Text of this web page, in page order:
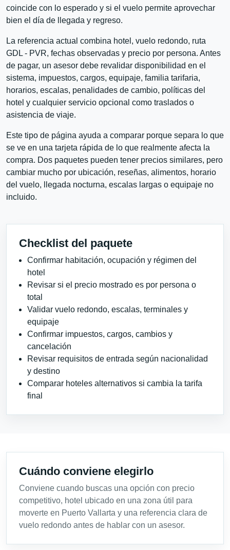
coincide con lo esperado y si el vuelo permite aprovechar
bien el día de llegada y regreso.
La referencia actual combina hotel, vuelo redondo, ruta
GDL - PVR, fechas observadas y precio por persona. Antes
de pagar, un asesor debe revalidar disponibilidad en el
sistema, impuestos, cargos, equipaje, familia tarifaria,
horarios, escalas, penalidades de cambio, políticas del
hotel y cualquier servicio opcional como traslados o
asistencia de viaje.
Este tipo de página ayuda a comparar porque separa lo que
se ve en una tarjeta rápida de lo que realmente afecta la
compra. Dos paquetes pueden tener precios similares, pero
cambiar mucho por ubicación, reseñas, alimentos, horario
del vuelo, llegada nocturna, escalas largas o equipaje no
incluido.
Checklist del paquete
Confirmar habitación, ocupación y régimen del
hotel
Revisar si el precio mostrado es por persona o
total
Validar vuelo redondo, escalas, terminales y
equipaje
Confirmar impuestos, cargos, cambios y
cancelación
Revisar requisitos de entrada según nacionalidad
y destino
Comparar hoteles alternativos si cambia la tarifa
final
Cuándo conviene elegirlo
Conviene cuando buscas una opción con precio
competitivo, hotel ubicado en una zona útil para
moverte en Puerto Vallarta y una referencia clara de
vuelo redondo antes de hablar con un asesor.